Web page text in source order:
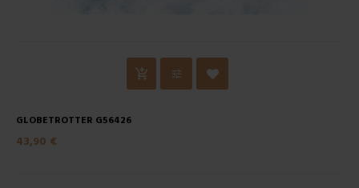
GLOBETROTTER G56426
43,90 €